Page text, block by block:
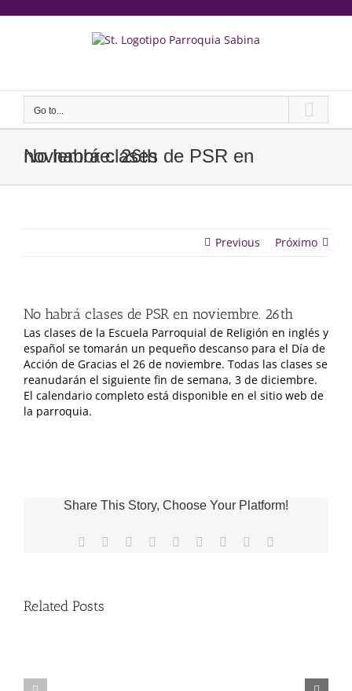
Go to...
No habrá clases de PSR en noviembre. 26th
Previous Próximo
No habrá clases de PSR en noviembre. 26th
Las clases de la Escuela Parroquial de Religión en inglés y
español se tomarán un pequeño descanso para el Día de
Acción de Gracias el 26 de noviembre. Todas las clases se
reanudarán el siguiente fin de semana, 3 de diciembre.
El calendario completo está disponible en el sitio web de
la parroquia.
Share This Story, Choose Your Platform!
Facebook Reddit LinkedInWhatsApp
TumblrPinterest
Related Posts